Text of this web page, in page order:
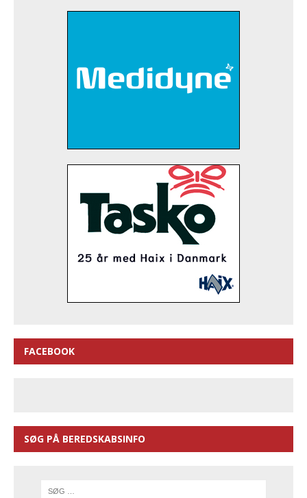
FACEBOOK
SØG PÅ BEREDSKABSINFO